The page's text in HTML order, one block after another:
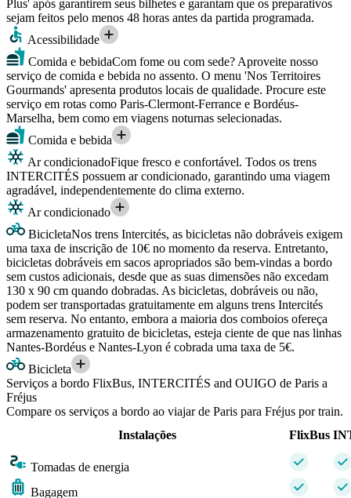
Plus' após garantirem seus bilhetes e garantam que os preparativos
sejam feitos pelo menos 48 horas antes da partida programada.
Acessibilidade
Comida e bebidaCom fome ou com sede? Aproveite nosso
serviço de comida e bebida no assento. O menu 'Nos Territoires
Gourmands' apresenta produtos locais de qualidade. Procure este
serviço em rotas como Paris-Clermont-Ferrance e Bordéus-
Marselha, bem como em viagens noturnas selecionadas.
Comida e bebida
Ar condicionadoFique fresco e confortável. Todos os trens
INTERCITÉS possuem ar condicionado, garantindo uma viagem
agradável, independentemente do clima externo.
Ar condicionado
BicicletaNos trens Intercités, as bicicletas não dobráveis exigem
uma taxa de inscrição de 10€ no momento da reserva. Entretanto,
bicicletas dobráveis em sacos apropriados são bem-vindas a bordo
sem custos adicionais, desde que as suas dimensões não excedam
130 x 90 cm quando dobradas. As bicicletas, dobráveis ou não,
podem ser transportadas gratuitamente em alguns trens Intercités
sem reserva. No entanto, embora a maioria dos comboios ofereça
armazenamento gratuito de bicicletas, esteja ciente de que nas linhas
Nantes-Bordéus e Nantes-Lyon é cobrada uma taxa de 5€.
Bicicleta
Serviços a bordo FlixBus, INTERCITÉS and OUIGO de Paris a
Fréjus
Compare os serviços a bordo ao viajar de Paris para Fréjus por train.
Instalações
FlixBus
Tomadas de energia
Bagagem